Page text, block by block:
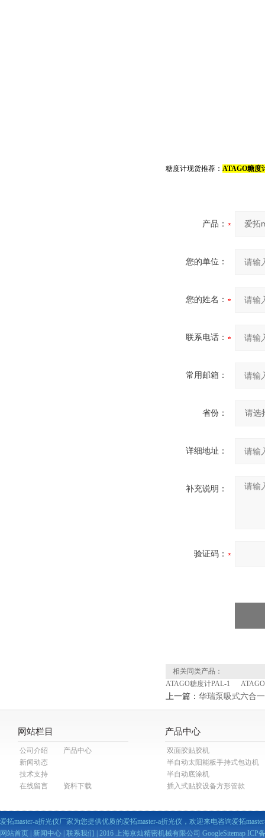
糖度计现货推荐： ATAGO糖度
产品：
您的单位：
您的姓名：
联系电话：
常用邮箱：
省份：
详细地址：
补充说明：
验证码：
相关同类产品：
ATAGO糖度计PAL-1
上一篇： 华瑞泵吸式六合
网站栏目
公司介绍
产品中心
新闻动态
技术支持
在线留言
资料下载
产品中心
双面胶贴胶机
半自动太阳能板手持式包边机
半自动底涂机
插入式贴胶设备方形管款
爱拓master-a折光仪厂家为您提供优质的爱拓master-a折光仪，欢迎来电咨询爱拓
网站首页
新闻中心 联系我们 | 2016 上海京灿精密机械有限公司 GoogleSitemap ICP